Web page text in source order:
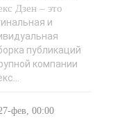
и
-..
Дзен – это
и
публикаций
компании
фев, 00:00